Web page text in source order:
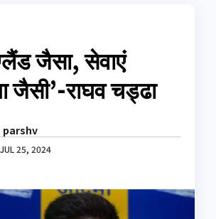
जैसा, सेवाएं
जैसी’-राघव चड्ढा
parshv
JUL 25, 2024